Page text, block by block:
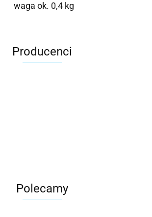
waga ok. 0,4 kg
Producenci
Polecamy